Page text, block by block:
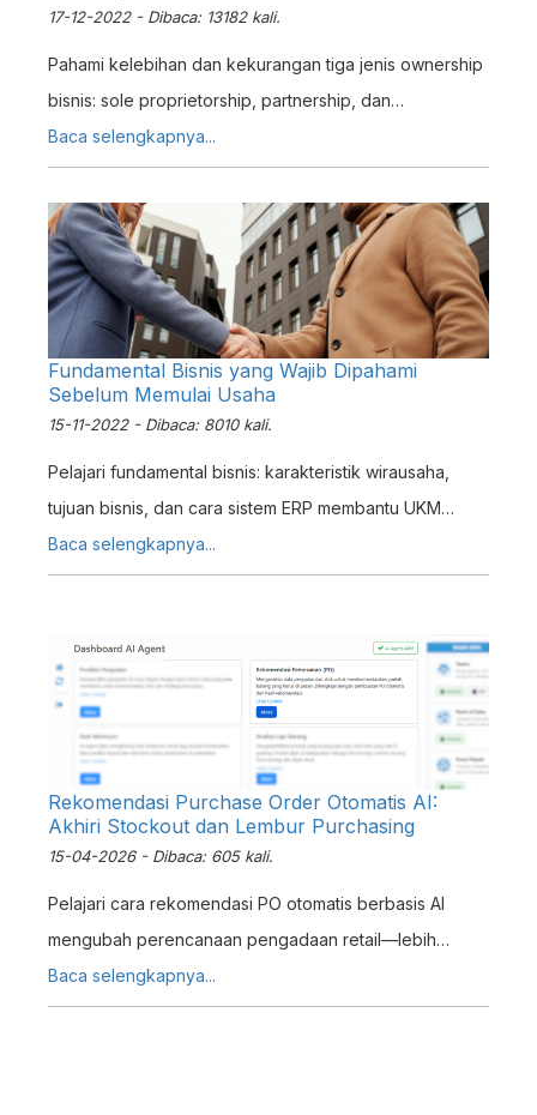
17-12-2022 - Dibaca: 13182 kali.
Pahami kelebihan dan kekurangan tiga jenis ownership
bisnis: sole proprietorship, partnership, dan
corporation. Panduan lengkap untuk pemilik UKM
Indonesia.
Baca selengkapnya...
Fundamental Bisnis yang Wajib Dipahami
Sebelum Memulai Usaha
15-11-2022 - Dibaca: 8010 kali.
Pelajari fundamental bisnis: karakteristik wirausaha,
tujuan bisnis, dan cara sistem ERP membantu UKM
mencapai target usaha secara efisien.
Baca selengkapnya...
Rekomendasi Purchase Order Otomatis AI:
Akhiri Stockout dan Lembur Purchasing
15-04-2026 - Dibaca: 605 kali.
Pelajari cara rekomendasi PO otomatis berbasis AI
mengubah perencanaan pengadaan retail—lebih
cepat, akurat, dan tanpa drama stockout. Lihat cara
kerjanya di Erzap.
Baca selengkapnya...